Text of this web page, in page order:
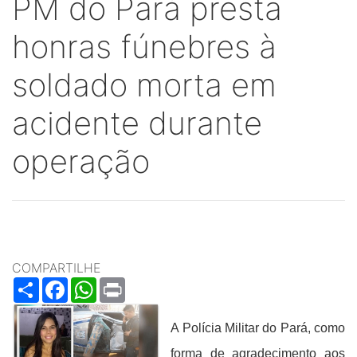
PM do Pará presta
honras fúnebres à
soldado morta em
acidente durante
operação
COMPARTILHE
ShareFacebookWhatsApp
A Polícia Militar do Pará, como
forma de agradecimento aos